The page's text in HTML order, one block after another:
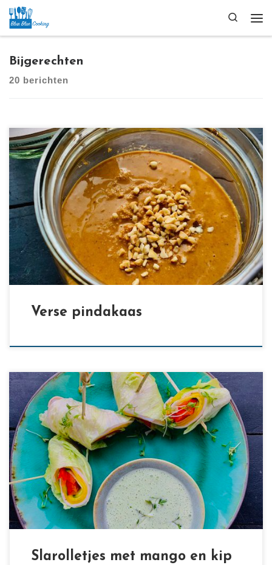
Ga naar inhoud
Search
Bijgerechten
20 berichten
[…]
Verse pindakaas
[…]
Slarolletjes met mango en kip